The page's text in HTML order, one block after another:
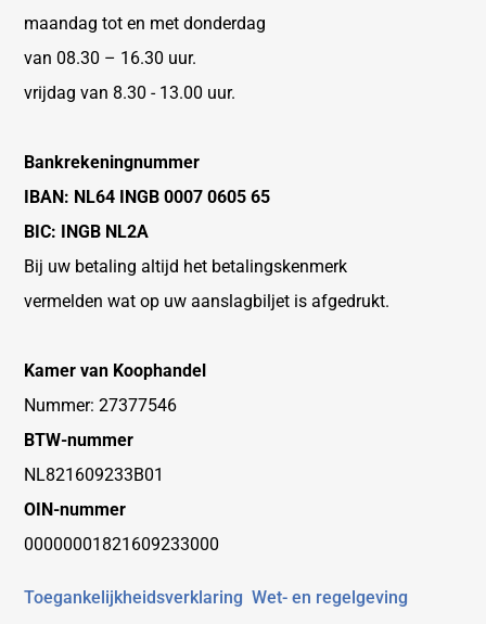
maandag tot en met donderdag
van 08.30 – 16.30 uur.
vrijdag van 8.30 - 13.00 uur.
Bankrekeningnummer
IBAN: NL64 INGB 0007 0605 65
BIC: INGB NL2A
Bij uw betaling altijd het betalingskenmerk
vermelden wat op uw aanslagbiljet is afgedrukt.
Kamer van Koophandel
Nummer: 27377546
BTW-nummer
NL821609233B01
OIN-nummer
00000001821609233000
Toegankelijkheidsverklaring Wet- en regelgeving